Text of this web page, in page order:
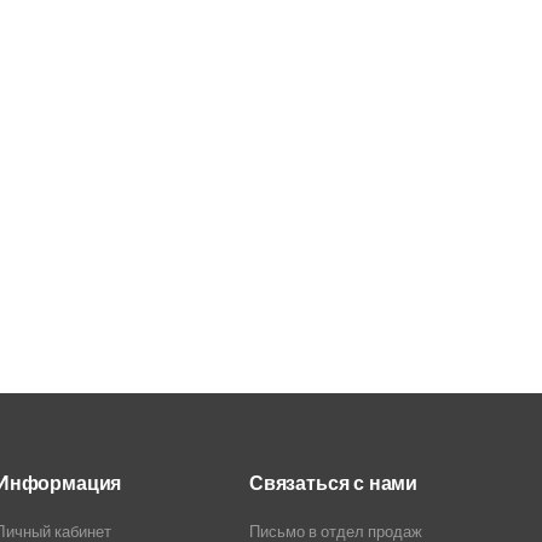
кабинет
Связаться с нами
Письмо в отдел продаж